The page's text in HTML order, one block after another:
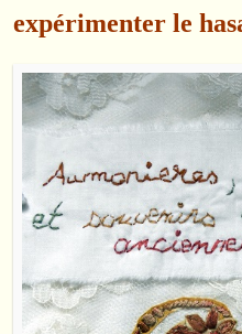
expérimenter le